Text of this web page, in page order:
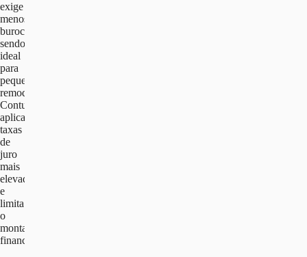
exige
menos
burocracia,
sendo
ideal
para
pequenas
remodelações.
Contudo,
aplica
taxas
de
juro
mais
elevadas
e
limita
o
montante
financiado.